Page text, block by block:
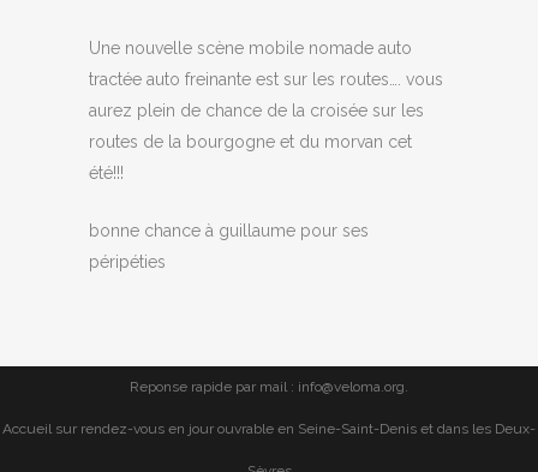
Une nouvelle scène mobile nomade auto
tractée auto freinante est sur les routes…. vous
aurez plein de chance de la croisée sur les
routes de la bourgogne et du morvan cet
été!!!
bonne chance à guillaume pour ses
péripéties
Reponse rapide par mail : info@veloma.org.
Accueil sur rendez-vous en jour ouvrable en Seine-Saint-Denis et dans les Deux-